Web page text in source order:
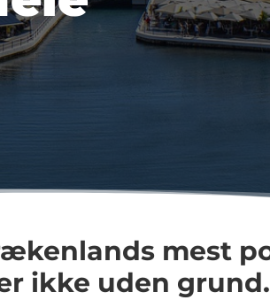
mest
ikke uden grund.